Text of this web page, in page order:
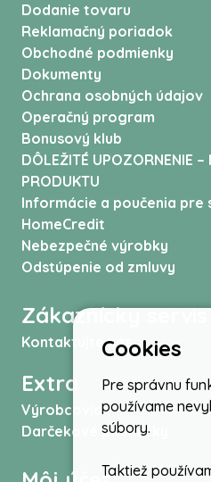
Dodanie tovaru
Reklamačný poriadok
Obchodné podmienky
Dokumenty
Ochrana osobných údajov
Operačný program
Bonusový klub
DÔLEŽITÉ UPOZORNENIE
PRODUKTU
Informácie a poučenia
HomeCredit
Nebezpečné výrobky
Odstúpenie od zmluvy
Zákaznícky servis
Kontaktujte nás
Extra
Výrobcovia
Darčekové poukážky
Cookies
Pre správnu
používame
súbory.
Taktiež